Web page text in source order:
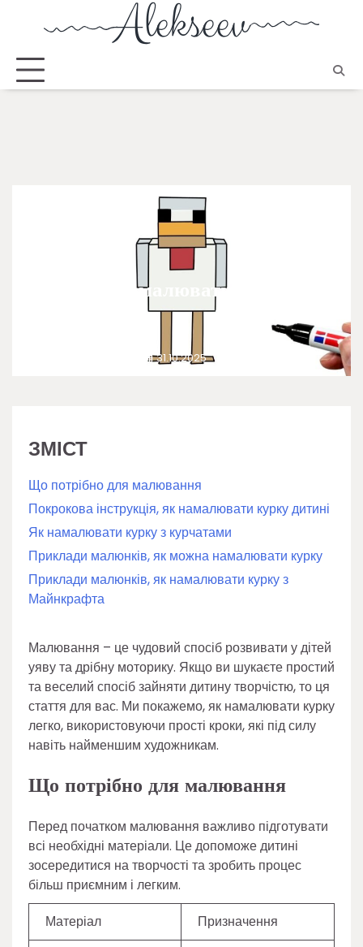
Як легко намалювати курку
31.10.2025
ЗМІСТ
Що потрібно для малювання
Покрокова інструкція, як намалювати курку дитині
Як намалювати курку з курчатами
Приклади малюнків, як можна намалювати курку
Приклади малюнків, як намалювати курку з
Майнкрафта
Малювання – це чудовий спосіб розвивати у дітей
уяву та дрібну моторику. Якщо ви шукаєте простий
та веселий спосіб зайняти дитину творчістю, то ця
стаття для вас. Ми покажемо, як намалювати курку
легко, використовуючи прості кроки, які під силу
навіть найменшим художникам.
Що потрібно для малювання
Перед початком малювання важливо підготувати
всі необхідні матеріали. Це допоможе дитині
зосередитися на творчості та зробить процес
більш приємним і легким.
Матеріал
Призначення